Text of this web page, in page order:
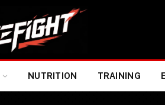
NUTRITION TRAINING